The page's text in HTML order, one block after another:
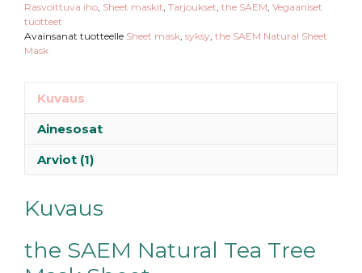
Rasvoittuva iho, Sheet maskit, Tarjoukset, the SAEM, Vegaaniset
tuotteet
Avainsanat tuotteelle Sheet mask, syksy, the SAEM Natural Sheet
Mask
Kuvaus
Ainesosat
Arviot (1)
Kuvaus
the SAEM Natural Tea Tree